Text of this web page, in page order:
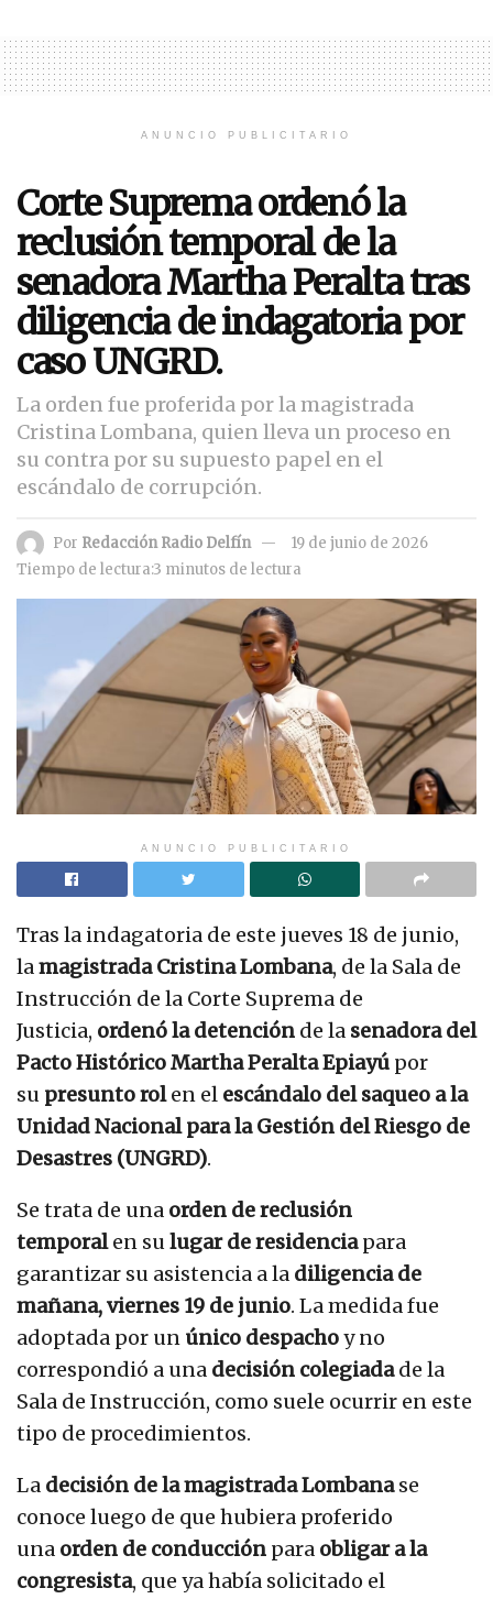
ANUNCIO PUBLICITARIO
Corte Suprema ordenó la
reclusión temporal de la
senadora Martha Peralta tras
diligencia de indagatoria por
caso UNGRD.
La orden fue proferida por la magistrada
Cristina Lombana, quien lleva un proceso en
su contra por su supuesto papel en el
escándalo de corrupción.
Por Redacción Radio Delfín
19 de junio de 2026
Tiempo de lectura:3 minutos de lectura
ANUNCIO PUBLICITARIO
Tras la indagatoria de este jueves 18 de junio,
lamagistrada Cristina Lombana, de la Sala de
Instrucción de la Corte Suprema de
Justicia, ordenó la detención de la senadora del
Pacto Histórico Martha Peralta Epiayú por
su presunto rolen el escándalo del saqueo a la
Unidad Nacional para la Gestión del Riesgo de
Desastres (UNGRD).
Se trata de una orden de reclusión
temporalen sulugar de residenciapara
garantizar su asistencia a la diligencia de
mañana, viernes 19 de junio. La medida fue
adoptada por un único despachoy no
correspondió a una decisión colegiadade la
Sala de Instrucción, como suele ocurrir en este
tipo de procedimientos.
La decisión de la magistrada Lombanase
conoce luego de que hubiera proferido
una orden de conducción para obligar a la
congresista, que ya había solicitado el